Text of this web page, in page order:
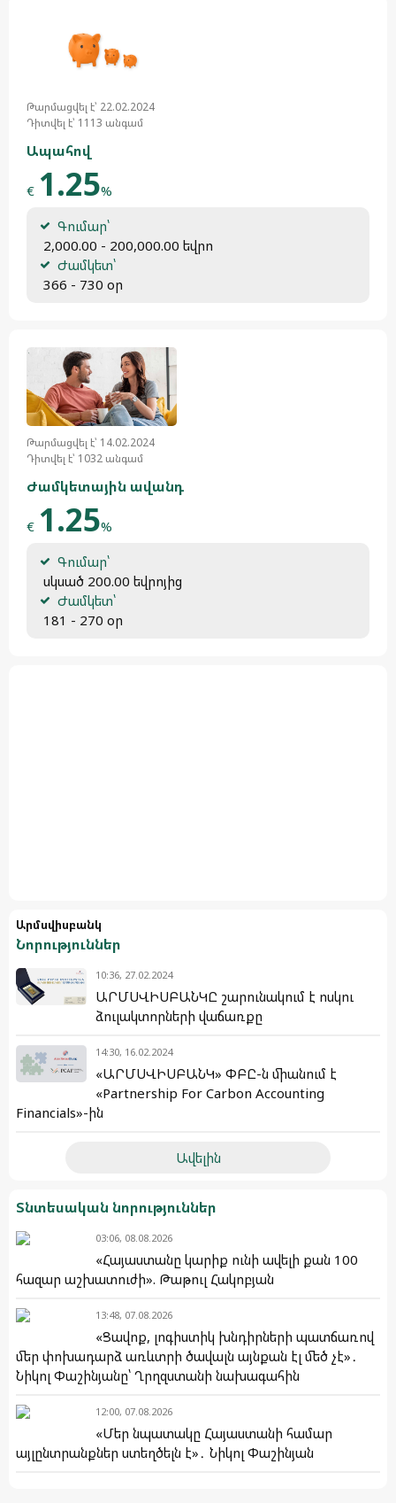
Թարմացվել է՝ 22.02.2024
Դիտվել է՝ 1113 անգամ
Ապահով
€ 1.25%
Գումար՝
2,000.00 - 200,000.00 եվրո
Ժամկետ՝
366 - 730 օր
Թարմացվել է՝ 14.02.2024
Դիտվել է՝ 1032 անգամ
Ժամկետային ավանդ
€ 1.25%
Գումար՝
սկսած 200.00 եվրոյից
Ժամկետ՝
181 - 270 օր
Արմսվիսբանկ
Նորություններ
10:36, 27.02.2024
ԱՐՄՍՎԻՍԲԱՆԿԸ շարունակում է ոսկու
ձուլակտորների վաճառքը
14:30, 16.02.2024
«ԱՐՄՍՎԻՍԲԱՆԿ» ՓԲԸ-ն միանում է
«Partnership For Carbon Accounting
Financials»-ին
Ավելին
Տնտեսական նորություններ
03:06, 08.08.2026
«Հայաստանը կարիք ունի ավելի քան 100
հազար աշխատուժի». Թաթուլ Հակոբյան
13:48, 07.08.2026
«Ցավոք, լոգիստիկ խնդիրների պատճառով
մեր փոխադարձ առևտրի ծավալն այնքան էլ մեծ չէ»․
Նիկոլ Փաշինյանը՝ Ղրղզստանի նախագահին
12:00, 07.08.2026
«Մեր նպատակը Հայաստանի համար
այլընտրանքներ ստեղծելն է»․ Նիկոլ Փաշինյան